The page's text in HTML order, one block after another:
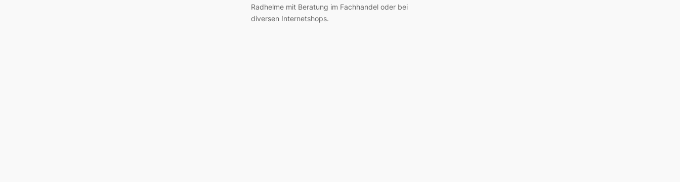
Radhelme mit Beratung im Fachhandel oder bei
diversen Internetshops.